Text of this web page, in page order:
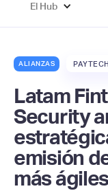
El Hub
ALIANZAS
Latam
Security
emisión
más